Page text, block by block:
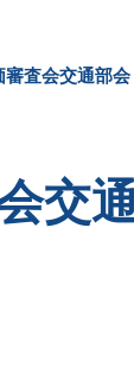
査会交通部会
交